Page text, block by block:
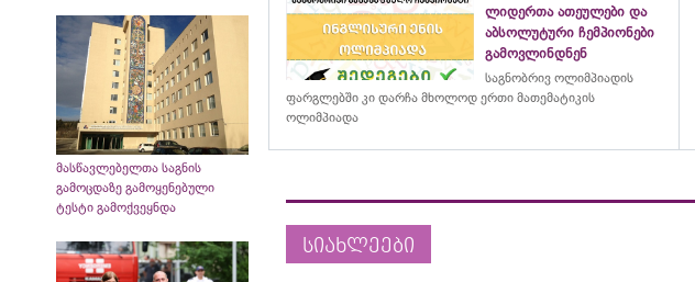
მასწავლებელთა საგნის
გამოცდაზე გამოყენებული
ტესტი გამოქვეყნდა
ლიდერთა ათეულები და
აბსოლუტური ჩემპიონები
გამოვლინდნენ
საგნობრივ ოლიმპიადის
ფარგლებში კი დარჩა მხოლოდ ერთი მათემატიკის
ოლიმპიადა
სიახლეები